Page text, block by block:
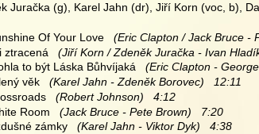
Juračka (g), Karel Jahn (dr), Jiří Korn (voc, b),
Of Your Love
(Eric Clapton / Jack Bruce
ztracená
(Jiří Korn / Zdeněk Juračka - Ivan
to být Láska Bůhvíjaká
(Eric Clapton -
věk
   (Karel Jahn - Zdeněk Borovec)   12:11
   (Robert Johnson)   4:12
Room
   (Jack Bruce - Pete Brown)   7:20
zámky
   (Karel Jahn - Viktor Dyk)   4:38